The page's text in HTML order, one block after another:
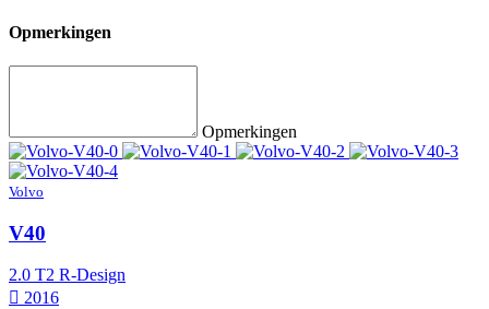
Opmerkingen
Opmerkingen
Volvo
V40
2.0 T2 R-Design
2016